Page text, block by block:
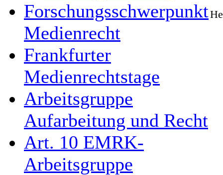
Forschungsschwerpunkt
Medienrecht
Frankfurter
Medienrechtstage
Arbeitsgruppe
Aufarbeitung und Recht
Art. 10 EMRK-
Arbeitsgruppe